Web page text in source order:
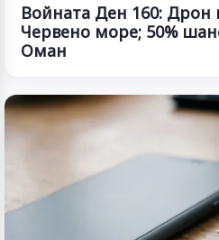
Войната Ден 160: Дрон
Червено море; 50%
Оман